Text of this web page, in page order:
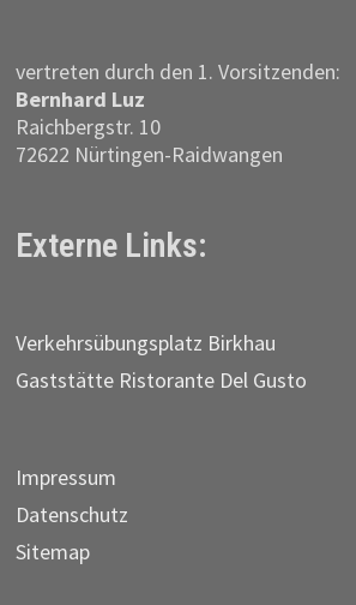
vertreten durch den 1. Vorsitzenden:
Bernhard Luz
Raichbergstr. 10
72622 Nürtingen-Raidwangen
Externe Links:
Verkehrs­übungs­platz Birkhau
Gaststätte Ristorante Del Gusto
Impressum
Datenschutz
Sitemap